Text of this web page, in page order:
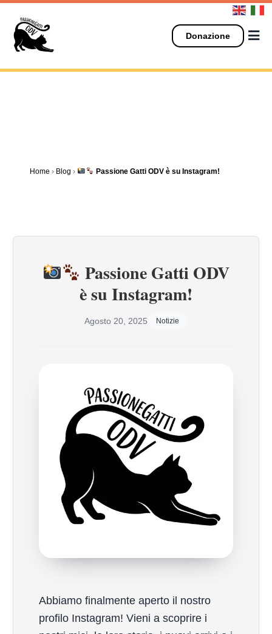
Salta
contenuto
Donazione
Home › Blog › Passione Gatti ODV è su Instagram!
Passione Gatti ODV
è su Instagram!
Agosto 20, 2025 Notizie
Abbiamo finalmente aperto il nostro
profilo Instagram! Vieni a scoprire i